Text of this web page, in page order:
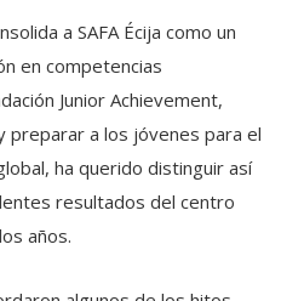
a SAFA Écija como un
en competencias
Junior Achievement,
preparar a los jóvenes para el
ha querido distinguir así
resultados del centro
años.